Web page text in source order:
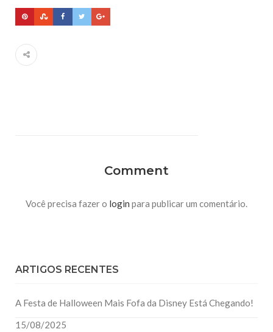
Comment
Você precisa fazer o login para publicar um comentário.
ARTIGOS RECENTES
A Festa de Halloween Mais Fofa da Disney Está Chegando!
15/08/2025